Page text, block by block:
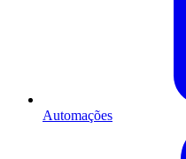
Automações